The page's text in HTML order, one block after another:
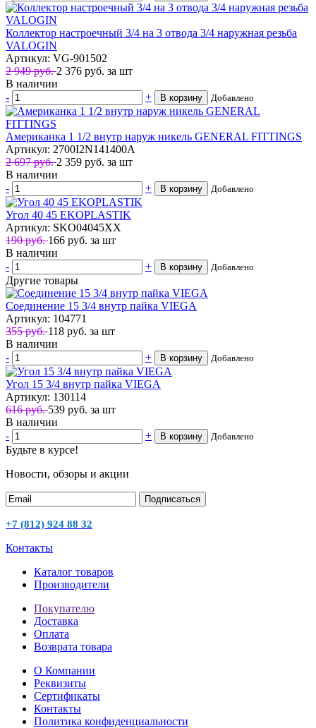
Коллектор настроечный 3/4 на 3 отвода 3/4 наружная резьба
VALOGIN
Артикул: VG-901502
2 949 руб.2 376 руб. за шт
В наличии
-
+ В корзину Добавлено
Американка 1 1/2 внутр наруж никель GENERAL FITTINGS
Артикул: 2700I2N141400A
2 697 руб.2 359 руб. за шт
В наличии
-
+ В корзину Добавлено
Угол 40 45 EKOPLASTIK
Артикул: SKO04045XX
190 руб.166 руб. за шт
В наличии
-
+ В корзину Добавлено
Другие товары
Соединение 15 3/4 внутр пайка VIEGA
Артикул: 104771
355 руб.118 руб. за шт
В наличии
-
+ В корзину Добавлено
Угол 15 3/4 внутр пайка VIEGA
Артикул: 130114
616 руб.539 руб. за шт
В наличии
-
+ В корзину Добавлено
Будьте в курсе!
Новости, обзоры и акции
Подписаться
+7 (812) 924 88 32
Контакты
Каталог товаров
Производители
Покупателю
Доставка
Оплата
Возврата товара
О Компании
Реквизиты
Сертификаты
Контакты
Политика конфиденциальности